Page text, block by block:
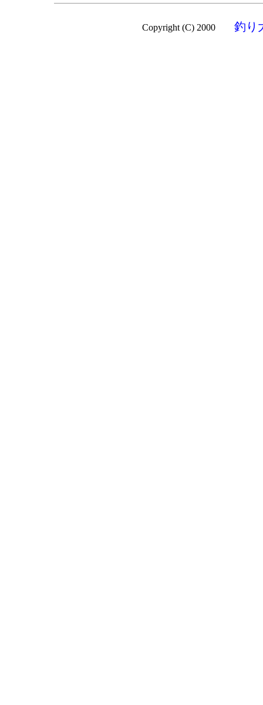
Copyright (C) 2000 釣り